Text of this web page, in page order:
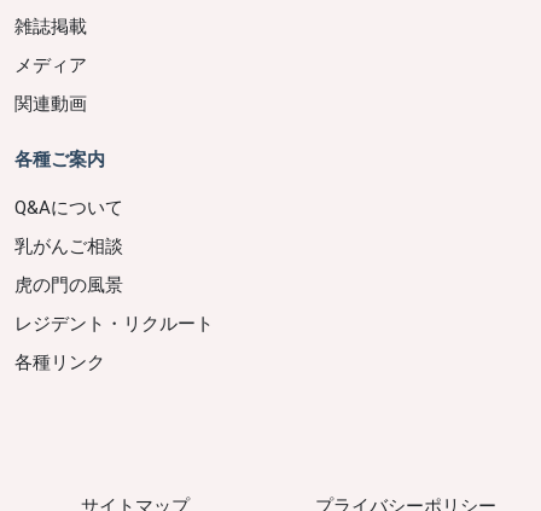
雑誌掲載
メディア
関連動画
各種ご案内
Q&Aについて
乳がんご相談
虎の門の風景
レジデント・リクルート
各種リンク
サイトマップ プライバシーポリシー